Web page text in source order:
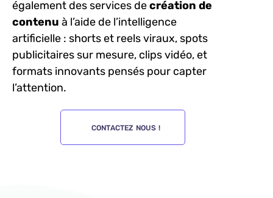
également des services decréation de
contenu à l’aide de l’intelligence
artificielle : shorts et reels viraux, spots
publicitaires sur mesure, clips vidéo, et
formats innovants pensés pour capter
l’attention.
CONTACTEZ NOUS !